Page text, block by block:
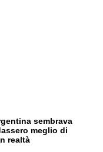
sembrava
meglio di
realtà